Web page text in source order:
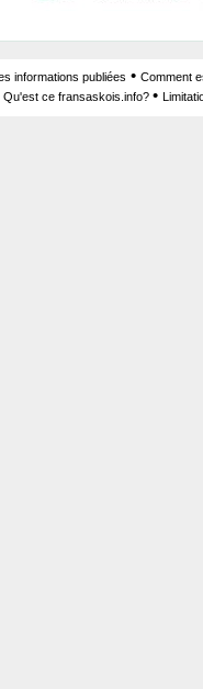
informations publiées • Comment
Qu'est ce fransaskois.info? •